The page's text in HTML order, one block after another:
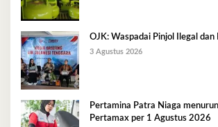
OJK: Waspadai Pinjol Ilegal dan
3 Agustus 2026
Pertamina Patra Niaga
Pertamax per 1 Agustus 2026